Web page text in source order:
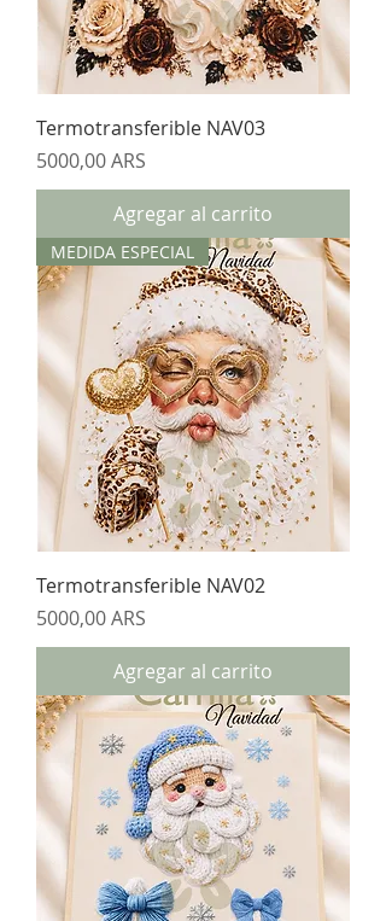
Termotransferible NAV03
Precio
5000,00 ARS
Agregar al carrito
MEDIDA ESPECIAL
Termotransferible NAV02
Precio
5000,00 ARS
Agregar al carrito